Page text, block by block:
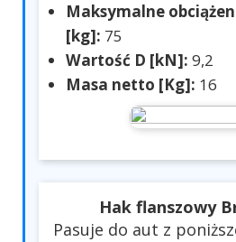
Maksymalne
[kg]: 75
Wartość D [kN]: 9,2
Masa netto [Kg]: 16
Hak flanszowy
Pasuje do aut z